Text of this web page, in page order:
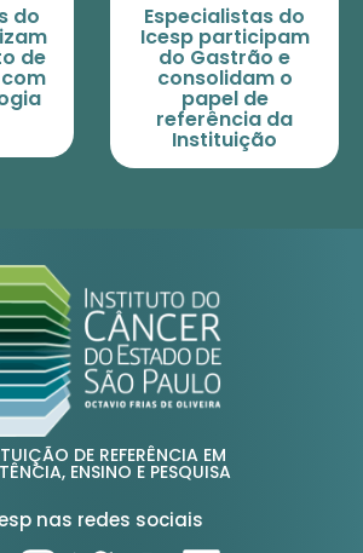
do
de
Especialistas do
Icesp participam
do Gastrão e
consolidam o
papel de
referência da
Instituição
DE REFERÊNCIA EM
ENSINO E PESQUISA
nas redes sociais